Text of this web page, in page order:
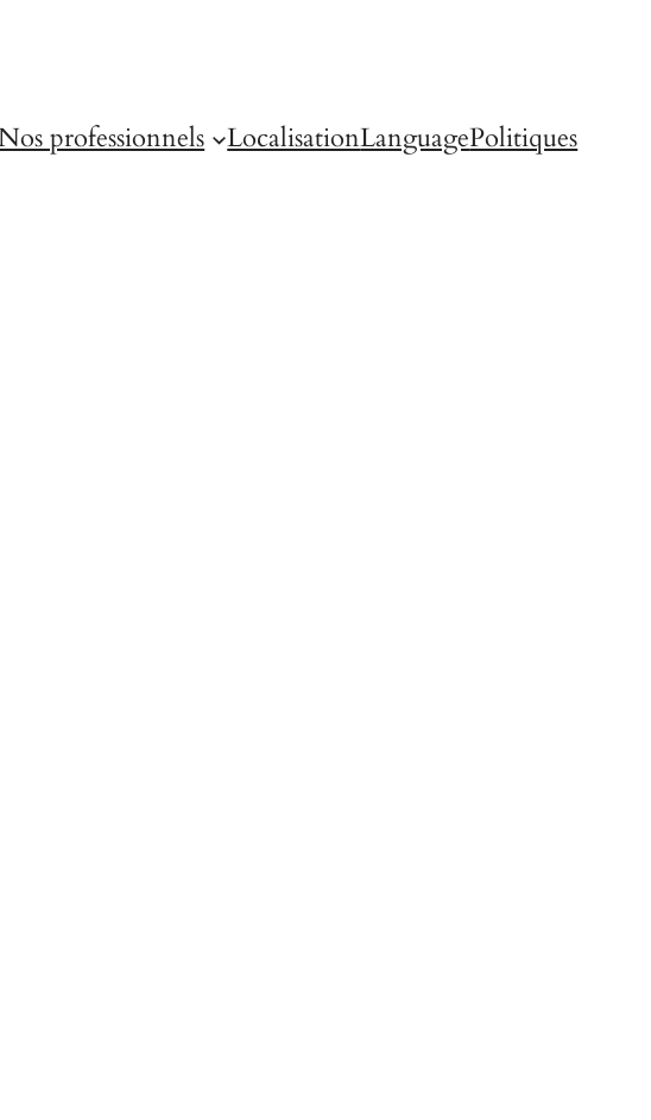
professionnels LocalisationLanguagePolitiques